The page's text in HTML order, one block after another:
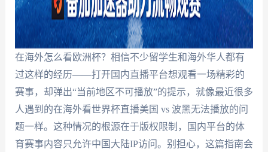
在海外怎么看欧洲杯？相信不少留学生和海外华人都有
过这样的经历——打开国内直播平台想观看一场精彩的
赛事，却弹出“当前地区不可播放”的提示，就像最近很多
人遇到的在海外看世界杯直播美国 vs 波黑无法播放的问
题一样。这种情况的根源在于版权限制，国内平台的体
育赛事内容只允许中国大陆IP访问。别担心，这篇指南会